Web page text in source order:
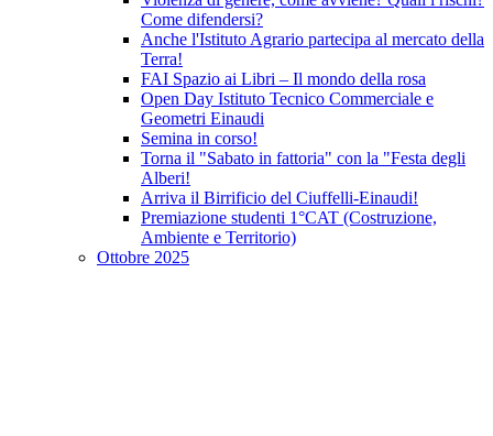
Come difendersi?
Anche l'Istituto Agrario partecipa al mercato della
Terra!
FAI Spazio ai Libri – Il mondo della rosa
Open Day Istituto Tecnico Commerciale e
Geometri Einaudi
Semina in corso!
Torna il "Sabato in fattoria" con la "Festa degli
Alberi!
Arriva il Birrificio del Ciuffelli-Einaudi!
Premiazione studenti 1°CAT (Costruzione,
Ambiente e Territorio)
Ottobre 2025